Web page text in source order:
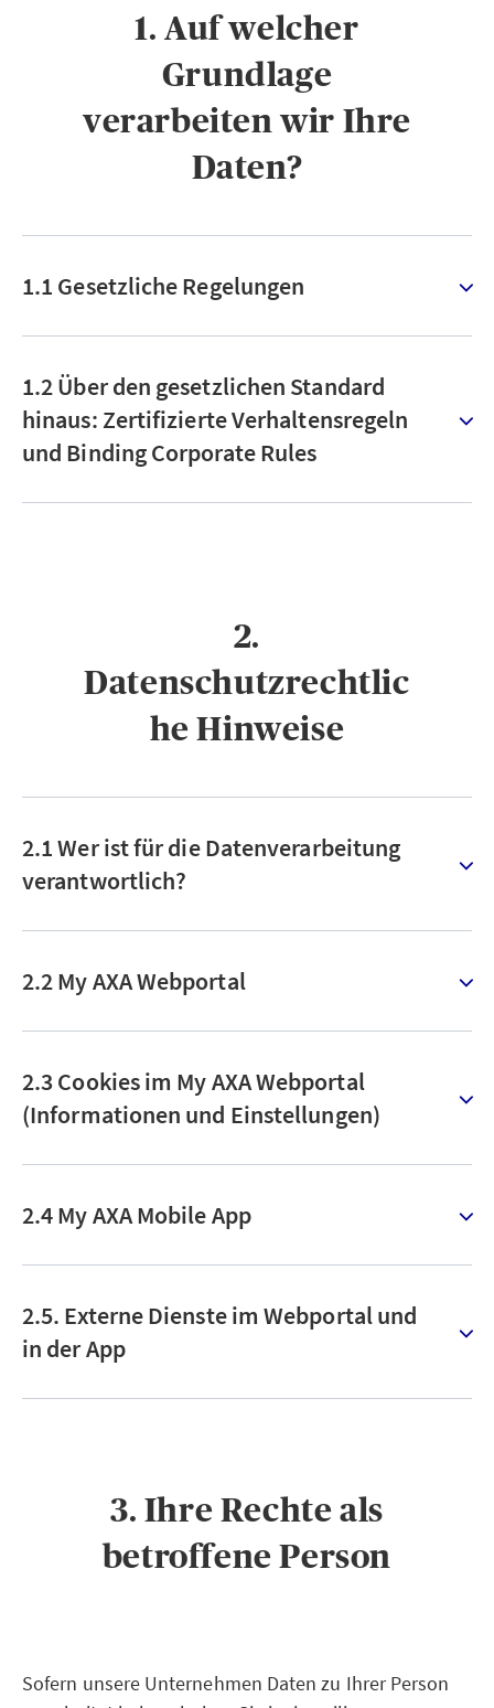
1. Auf welcher
Grundlage
verarbeiten wir Ihre
Daten?
1.1 Gesetzliche Regelungen
1.2 Über den gesetzlichen Standard
hinaus: Zertifizierte Verhaltensregeln
und Binding Corporate Rules
2.
Datenschutzrechtlic
he Hinweise
2.1 Wer ist für die Datenverarbeitung
verantwortlich?
2.2 My AXA Webportal
2.3 Cookies im My AXA Webportal
(Informationen und Einstellungen)
2.4 My AXA Mobile App
2.5. Externe Dienste im Webportal und
in der App
3. Ihre Rechte als
betroffene Person
Sofern unsere Unternehmen Daten zu Ihrer Person